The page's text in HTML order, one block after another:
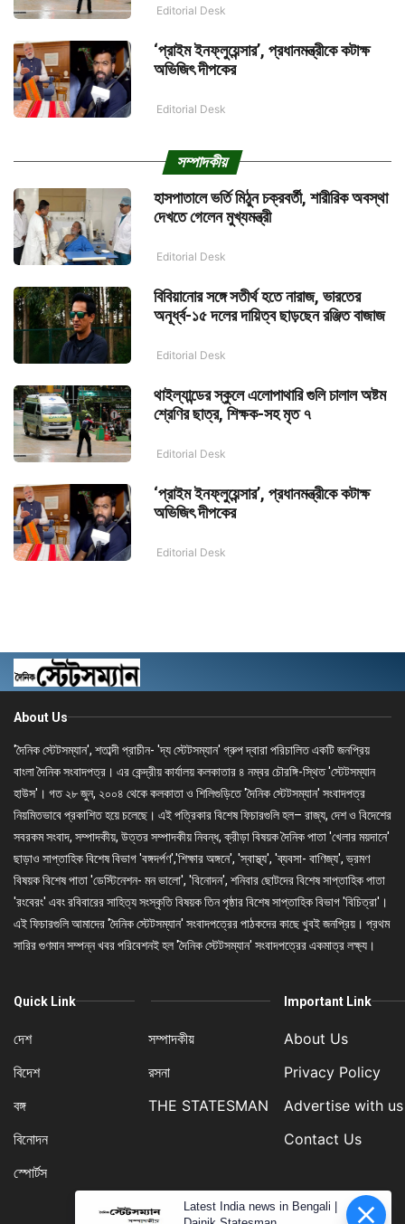
Editorial Desk
‘প্রাইম ইনফ্লুয়েন্সার’, প্রধানমন্ত্রীকে কটাক্ষ
অভিজিৎ দীপকের
Editorial Desk
সম্পাদকীয়
হাসপাতালে ভর্তি মিঠুন চক্রবর্তী, শারীরিক অবস্থা
দেখতে গেলেন মুখ্যমন্ত্রী
Editorial Desk
বিবিয়ানোর সঙ্গে সতীর্থ হতে নারাজ, ভারতের
অনূর্ধ্ব-১৫ দলের দায়িত্ব ছাড়ছেন রঞ্জিত বাজাজ
Editorial Desk
থাইল্যান্ডের স্কুলে এলোপাথারি গুলি চালাল অষ্টম
শ্রেণির ছাত্র, শিক্ষক-সহ মৃত ৭
Editorial Desk
‘প্রাইম ইনফ্লুয়েন্সার’, প্রধানমন্ত্রীকে কটাক্ষ
অভিজিৎ দীপকের
Editorial Desk
About Us
'দৈনিক স্টেটসম্যান', শতাব্দী প্রাচীন- 'দ্য স্টেটসম্যান' গ্রুপ দ্বারা পরিচালিত একটি জনপ্রিয়
বাংলা দৈনিক সংবাদপত্র। এর কেন্দ্রীয় কার্যালয় কলকাতার ৪ নম্বর চৌরঙ্গি-স্থিত 'স্টেটসম্যান
হাউস'। গত ২৮ জুন, ২০০৪ থেকে কলকাতা ও শিলিগুড়িতে 'দৈনিক স্টেটসম্যান' সংবাদপত্র
নিয়মিতভাবে প্রকাশিত হয়ে চলেছে। এই পত্রিকার বিশেষ ফিচারগুলি হল– রাজ্য, দেশ ও বিদেশের
সবরকম সংবাদ, সম্পাদকীয়, উত্তর সম্পাদকীয় নিবন্ধ, ক্রীড়া বিষয়ক দৈনিক পাতা 'খেলার ময়দানে'
ছাড়াও সাপ্তাহিক বিশেষ বিভাগ 'বঙ্গদর্পণ','শিক্ষার অঙ্গনে', 'স্বাস্থ্য', 'ব্যবসা- বাণিজ্য', ভ্রমণ
বিষয়ক বিশেষ পাতা 'ডেস্টিনেশন- মন ভালো', 'বিনোদন', শনিবার ছোটদের বিশেষ সাপ্তাহিক পাতা
'রংবেরং' এবং রবিবারের সাহিত্য সংস্কৃতি বিষয়ক তিন পৃষ্ঠার বিশেষ সাপ্তাহিক বিভাগ 'বিচিত্রা'।
এই ফিচারগুলি আমাদের 'দৈনিক স্টেটসম্যান' সংবাদপত্রের পাঠকদের কাছে খুবই জনপ্রিয়। প্রথম
সারির গুণমান সম্পন্ন খবর পরিবেশনই হল 'দৈনিক স্টেটসম্যান' সংবাদপত্রের একমাত্র লক্ষ্য।
Quick Link
দেশ
বিদেশ
বঙ্গ
বিনোদন
স্পোর্টস
সম্পাদকীয়
রসনা
THE STATESMAN
Important Link
About Us
Privacy Policy
Advertise with us
Contact Us
Latest India news in Bengali |